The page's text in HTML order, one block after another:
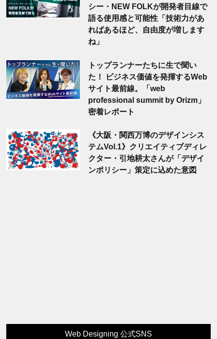
シー・NEW FOLKが開発者目線で
語る使用感と可能性「技術力があ
ればあるほど、自由度が増します
ね」
トップランナーたちに生で聞い
た！ ビジネス価値を発揮するWeb
サイト最前線。「web
professional summit by Orizm」
密着レポート
《大阪・関西万博のデザインシス
テムVol.1》クリエイティブディレ
クター・引地耕太さんが「デザイ
ンポリシー」策定に込めた意図
Web Designing 公式SNS